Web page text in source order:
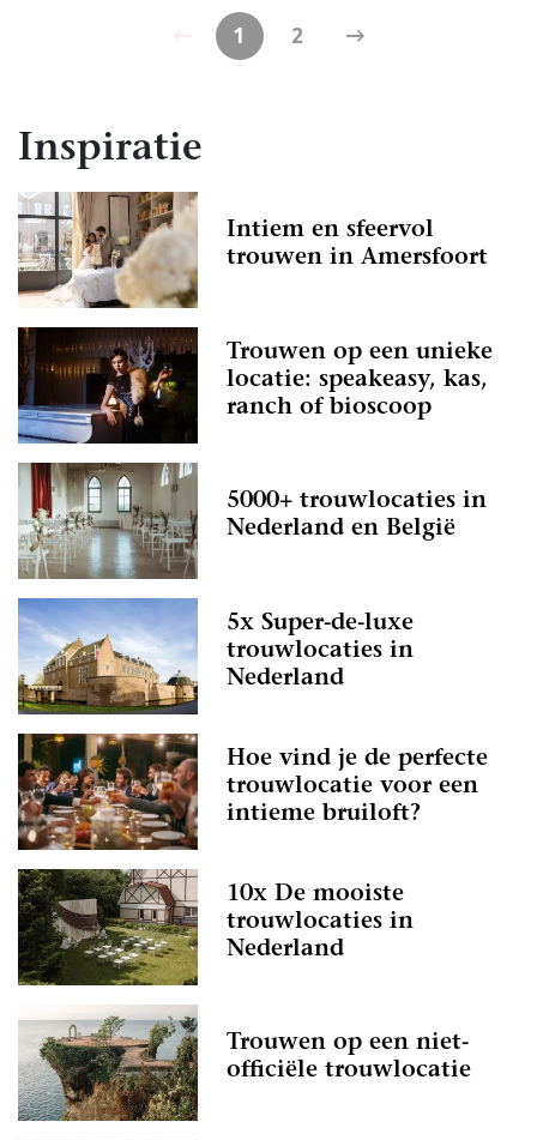
1 2
Inspiratie
Intiem en sfeervol
trouwen in Amersfoort
Trouwen op een unieke
locatie: speakeasy, kas,
ranch of bioscoop
5000+ trouwlocaties in
Nederland en België
5x Super-de-luxe
trouwlocaties in
Nederland
Hoe vind je de perfecte
trouwlocatie voor een
intieme bruiloft?
10x De mooiste
trouwlocaties in
Nederland
Trouwen op een niet-
officiële trouwlocatie